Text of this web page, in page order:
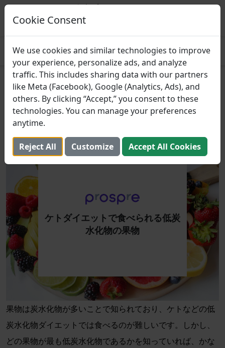
Prospre: 食事プランナー
マクロに基づいた食事計画
ケトダイエットで食べられる低
炭水化物の果物
2022年6月27日 （更新しました： 2025年8月2日）
ケトダイエットで食べられる低炭
水化物の果物
果物は炭水化物が多いことで知られており、ケトなどの低
炭水化物ダイエットでは食べるのが難しいです。しかし、
どの果物が最も低炭水化物であるかを知っていれば、かな
Cookie Consent
We use cookies and similar technologies to improve
your experience, personalize ads, and analyze
traffic. This includes sharing data with our partners
like Meta (Facebook), Google (Analytics, Ads), and
others. By clicking “Accept,” you consent to these
technologies. You can manage your preferences
anytime.
Reject All Customize Accept All Cookies